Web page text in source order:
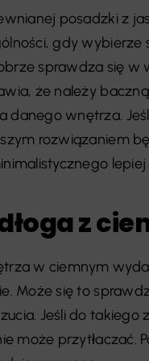
posadzki z
gdy wybierze
sprawdza się w
że należy
danego wnętrza.
rozwiązaniem
z
w ciemnym
Może się to
Jeśli do takiego
może przytłaczać.